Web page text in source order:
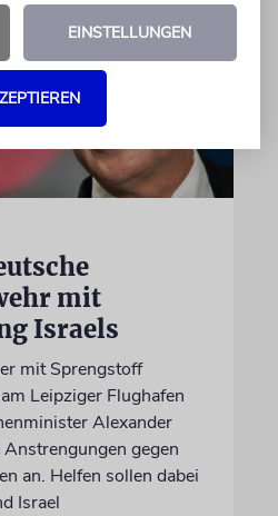
mit
Israels
mit Sprengstoff
Leipziger Flughafen
Alexander
gegen
an. Helfen sollen dabei
Israel
EINSTELLUNGEN